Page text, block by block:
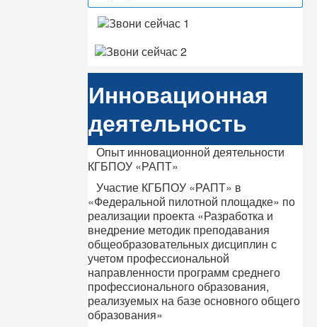
Инновационная
деятельность
Опыт инновационной деятельности
КГБПОУ «РАПТ»
Участие КГБПОУ «РАПТ» в
«Федеральной пилотной площадке» по
реализации проекта «Разработка и
внедрение методик преподавания
общеобразовательных дисциплин с
учетом профессиональной
направленности программ среднего
профессионального образования,
реализуемых на базе основного общего
образования»